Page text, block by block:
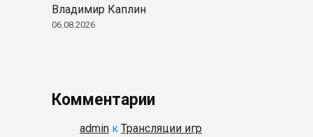
Владимир Каплин
06.08.2026
Комментарии
admin к Трансляции игр